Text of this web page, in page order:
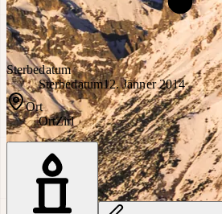
Sterbedatum
Sterbedatum12. Jänner 2014
Ort
OrtZirl